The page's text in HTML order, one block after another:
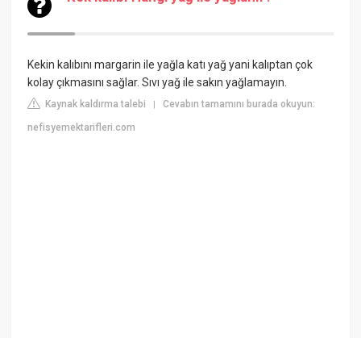
Kekin kalıbını margarin ile yağla katı yağ yani kalıptan çok
kolay çıkmasını sağlar. Sıvı yağ ile sakın yağlamayın.
Kaynak kaldırma talebi |Cevabın tamamını burada okuyun:
nefisyemektarifleri.com